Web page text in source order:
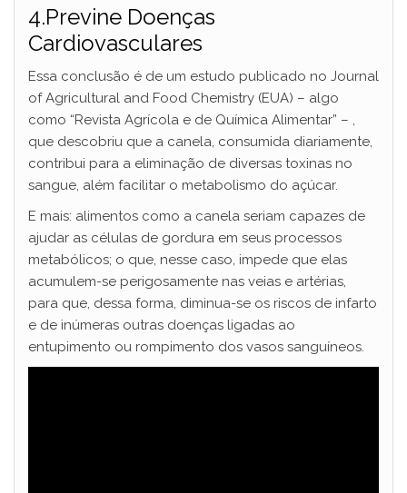
4.Previne Doenças
Cardiovasculares
Essa conclusão é de um estudo publicado no Journal
of Agricultural and Food Chemistry (EUA) – algo
como “Revista Agrícola e de Química Alimentar” – ,
que descobriu que a canela, consumida diariamente,
contribui para a eliminação de diversas toxinas no
sangue, além facilitar o metabolismo do açúcar.
E mais: alimentos como a canela seriam capazes de
ajudar as células de gordura em seus processos
metabólicos; o que, nesse caso, impede que elas
acumulem-se perigosamente nas veias e artérias,
para que, dessa forma, diminua-se os riscos de infarto
e de inúmeras outras doenças ligadas ao
entupimento ou rompimento dos vasos sanguíneos.